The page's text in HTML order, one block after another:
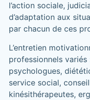
l’action sociale,
d’adaptation aux
par chacun de ces
L’entretien
professionnels
psychologues,
service social,
kinésithérapeutes,